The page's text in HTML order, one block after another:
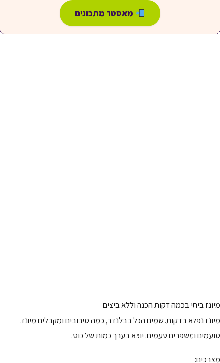
מאסטר מתכונים
מיונז ביתי בכמה דקות הכנה וללא ביצים
מיונז נפלא בדקות. שמים הכל בבלנדר, כמה סיבובים ומקבלים מיונז.
טועמים ומשפרים טעמים. יוצא בערך כמות של כוס.
מצרכים: